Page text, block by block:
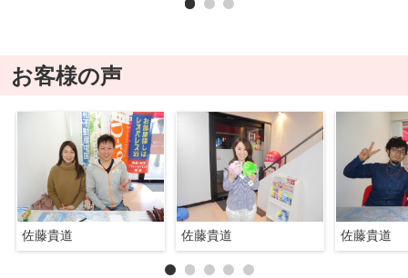
お客様の声
佐藤貴道 佐藤貴道 佐藤貴道